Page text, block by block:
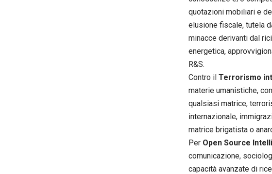
quotazioni mobiliari e
elusione fiscale, tutela
minacce derivanti dal
energetica,
R&S.
Contro il Terrorismo
materie umanistiche,
qualsiasi matrice,
internazionale,
matrice brigatista o
Per Open Source
comunicazione,
capacità avanzate di